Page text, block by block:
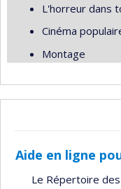
L'horreur dans
Cinéma
Montage
Aide en ligne
Le Répertoire